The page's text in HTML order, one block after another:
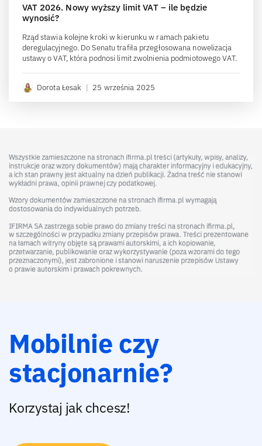
VAT 2026. Nowy wyższy limit VAT – ile będzie
wynosić?
Rząd stawia kolejne kroki w kierunku w ramach pakietu
deregulacyjnego. Do Senatu trafiła przegłosowana nowelizacja
ustawy o VAT, która podnosi limit zwolnienia podmiotowego VAT.
Dorota Łesak 25 września 2025
Mobilnie czy
stacjonarnie?
Korzystaj jak chcesz!